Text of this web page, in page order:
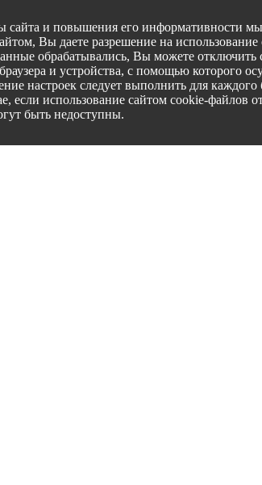
сайта и повышения его информативности
Вы даете разрешение на
обрабатывались, Вы можете отключить
и устройства, с помощью которого
настроек следует выполнить для каждого
если использование сайтом cookie-файлов
быть недоступны.